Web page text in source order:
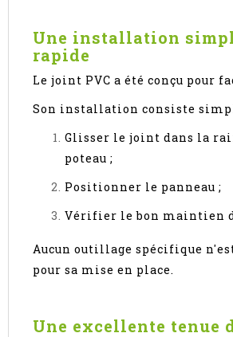
Une installation
rapide
Le joint PVC a été conçu pour
Son installation consiste
Glisser le joint dans la
poteau ;
Positionner le panneau ;
Vérifier le bon maintien
Aucun outillage spécifique
pour sa mise en place.
Une excellente tenue